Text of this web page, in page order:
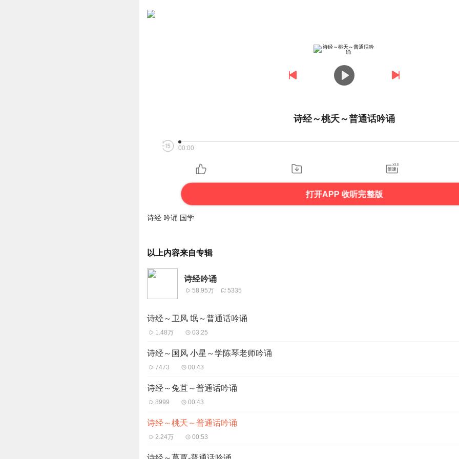
诗经～桃夭～普通话吟诵
00:00
打开APP 收听完整版
诗经 吟诵 国学
以上内容来自专辑
诗经吟诵
58.95万 5335
诗经～卫风 氓～普通话吟诵
1.48万 03:25
诗经～国风 小星～学陈琴老师吟诵
7473 00:43
诗经～兔苴～普通话吟诵
8999 00:43
诗经～桃夭～普通话吟诵
2.24万 00:53